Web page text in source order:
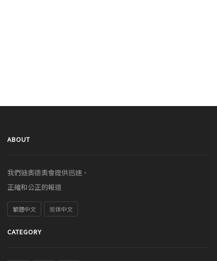
ABOUT
我們迪奧德奧會提供迅速、
正確和公正的報道
繁體中文 简体中文
CATEGORY